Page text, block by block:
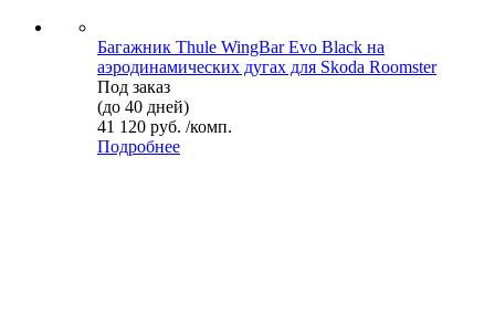
Багажник Thule WingBar Evo Black на
аэродинамических дугах для Skoda Roomster
Под заказ
(до 40 дней)
41 120 руб. /комп.
Подробнее